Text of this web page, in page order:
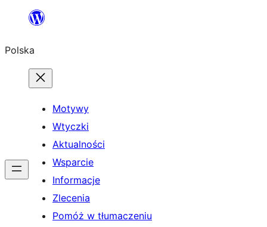
Przejdź
treści
Polska
Motywy
Wtyczki
Aktualności
Wsparcie
Informacje
Zlecenia
Pomóż w tłumaczeniu